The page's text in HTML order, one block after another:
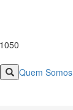
Quem Somos